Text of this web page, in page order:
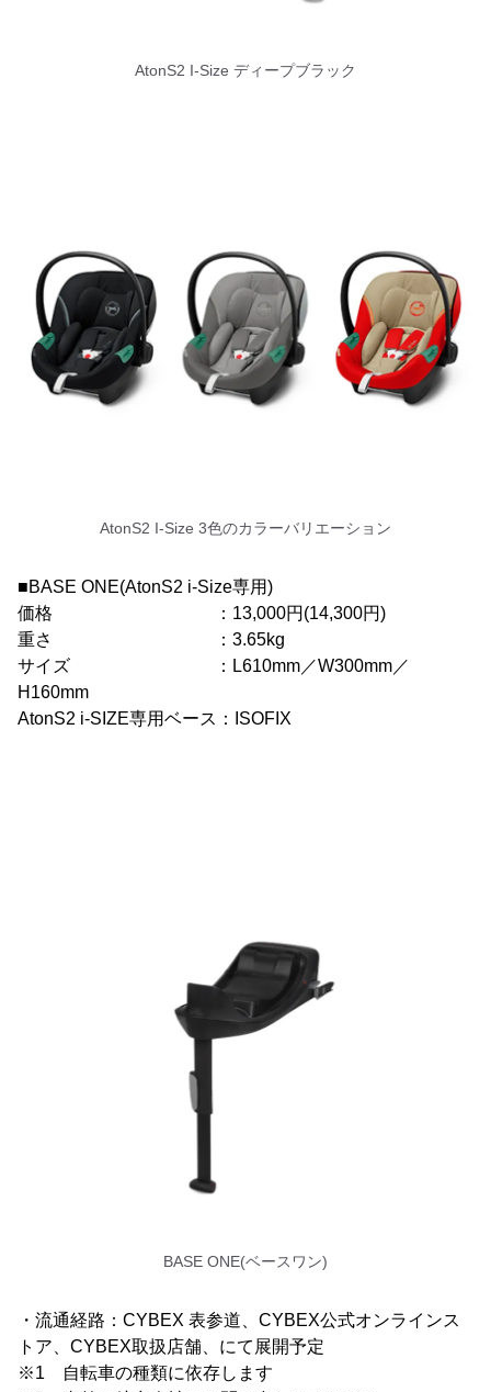
AtonS2 I-Size ディープブラック
AtonS2 I-Size 3色のカラーバリエーション
■BASE ONE(AtonS2 i-Size専用)
価格 ：13,000円(14,300円)
重さ ：3.65kg
サイズ ：L610mm／W300mm／
H160mm
AtonS2 i-SIZE専用ベース：ISOFIX
BASE ONE(ベースワン)
・流通経路：CYBEX 表参道、CYBEX公式オンラインス
トア、CYBEX取扱店舗、にて展開予定
※1 自転車の種類に依存します